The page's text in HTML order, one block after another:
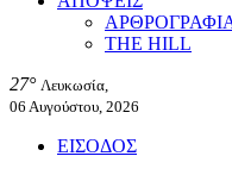
THE HILL
27° Λευκωσία,
06 Αυγούστου, 2026
ΕΙΣΟΔΟΣ